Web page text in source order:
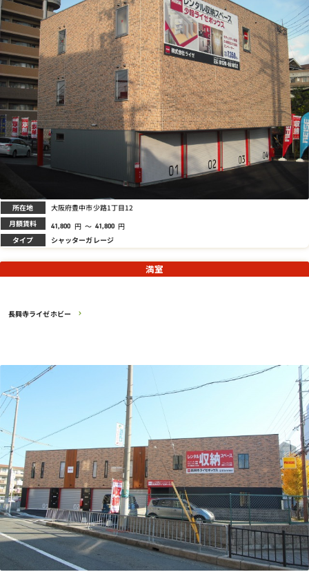
所在地 大阪府豊中市少路1丁目12
月額賃料 41,800 円 ～ 41,800 円
タイプ シャッターガレージ
長興寺ライゼホビー
満室